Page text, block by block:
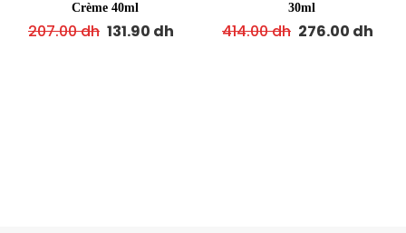
Crème 40ml
207.00dh 131.90 dh
30ml
414.00dh 276.00 dh